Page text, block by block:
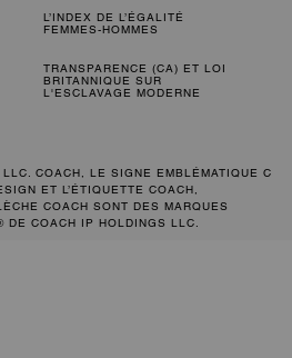
L’INDEX DE L’ÉGALITÉ
FEMMES-HOMMES
TRANSPARENCE (CA) ET LOI
BRITANNIQUE SUR
L'ESCLAVAGE MODERNE
COACH, LE SIGNE EMBLÉMATIQUE C
ET L’ÉTIQUETTE COACH,
COACH SONT DES MARQUES
DE COACH IP HOLDINGS LLC.